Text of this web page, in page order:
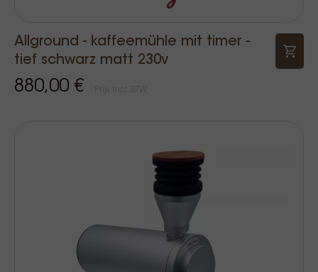
Allground - kaffeemühle mit timer -
tief schwarz matt 230v
880,00 €